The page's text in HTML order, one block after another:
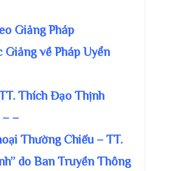
Giảng Pháp
Giảng về Pháp Uyển
Thích Đạo Thịnh
– –
Thường Chiếu – TT.
do Ban Truyền Thông